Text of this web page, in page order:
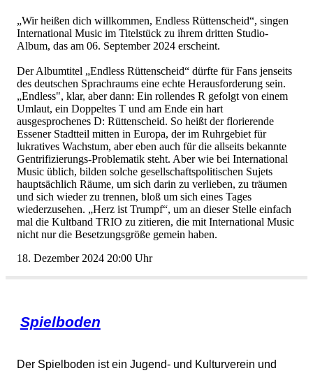
„Wirheißendichwillkommen,EndlessRüttenscheid“,singen
InternationalMusicimTitelstückzuihremdrittenStudio-
Album,dasam06.September2024erscheint.
DerAlbumtitel„EndlessRüttenscheid“dürftefürFansjenseits
desdeutschenSprachraumseineechteHerausforderungsein.
„Endless",klar,aberdann:EinrollendesRgefolgtvoneinem
Umlaut,einDoppeltesTundamEndeeinhart
ausgesprochenesD:Rüttenscheid.Soheißtderflorierende
EssenerStadtteilmitteninEuropa,derimRuhrgebietfür
lukrativesWachstum,aberebenauchfürdieallseitsbekannte
Gentrifizierungs-Problematiksteht.AberwiebeiInternational
Musicüblich,bildensolchegesellschaftspolitischenSujets
hauptsächlichRäume,umsichdarinzuverlieben,zuträumen
undsichwiederzutrennen,bloßumsicheinesTages
wiederzusehen.„HerzistTrumpf“,umandieserStelleeinfach
maldieKultbandTRIOzuzitieren,diemitInternationalMusic
nichtnurdieBesetzungsgrößegemeinhaben.
18.Dezember202420:00Uhr
Spielboden
DerSpielbodenisteinJugend-undKulturvereinund